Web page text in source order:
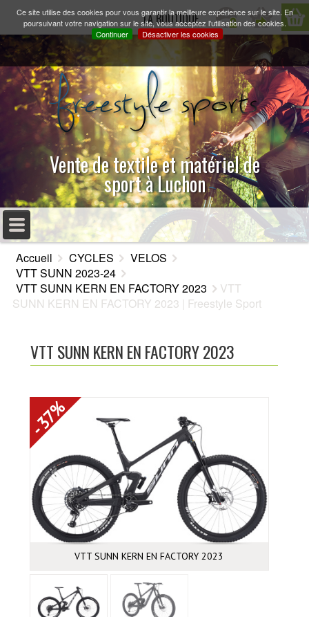
Ce site utilise des cookies pour vous garantir la meilleure expérience sur le site. En
poursuivant votre navigation sur le site, vous acceptez l'utilisation des cookies.
Continuer
Désactiver les cookies
LA BOUTIQUE
Vente de textile et matériel de
sport à Luchon
MENU PRINCIPAL
ACCUEIL
PRÉSENTATION
NOTRE CATALOGUE
LIENS UTILES
CONTACTEZ-NOUS
LOCATION DE SKI
Accueil CYCLES
VELOS
VTT SUNN 2023-24
VTT SUNN KERN EN FACTORY 2023
VTT
SUNN KERN EN FACTORY 2023 | Freestyle Sport
VTT SUNN KERN EN FACTORY 2023
- 37%
VTT SUNN KERN EN FACTORY 2023